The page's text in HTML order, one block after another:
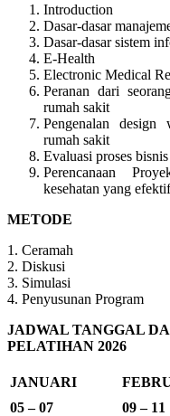
Introduction
Dasar-dasar
Dasar-dasar sistem
E-Health
Electronic Medical
Peranan dari
rumah sakit
Pengenalan
rumah sakit
Evaluasi proses
Perencanaan
kesehatan yang efektif
METODE
1. Ceramah
2. Diskusi
3. Simulasi
4. Penyusunan Program
JADWAL TANGGAL
PELATIHAN 2026
JANUARI
05 – 07
09 – 11